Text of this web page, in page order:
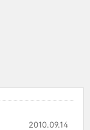
2010.09.14